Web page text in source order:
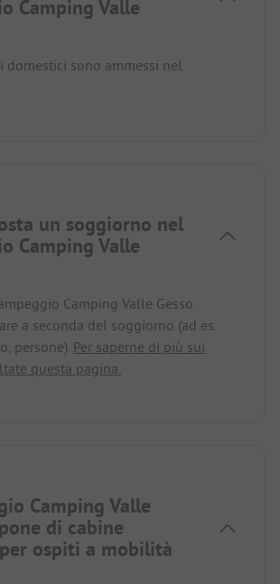
Camping Valle
domestici sono ammessi nel
un soggiorno nel
Camping Valle
Camping Valle Gesso
a seconda del soggiorno (ad es.
persone). Per saperne di più sui
questa pagina.
Camping Valle
di cabine
ospiti a mobilità